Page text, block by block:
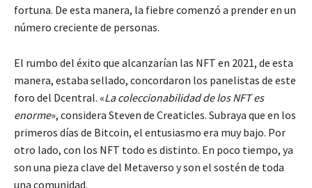
fortuna. De esta manera, la fiebre comenzó a prender en un
número creciente de personas.
El rumbo del éxito que alcanzarían las NFT en 2021, de esta
manera, estaba sellado, concordaron los panelistas de este
foro del Dcentral. «La coleccionabilidad de los NFT es
enorme», considera Steven de Creaticles. Subraya que en los
primeros días de Bitcoin, el entusiasmo era muy bajo. Por
otro lado, con los NFT todo es distinto. En poco tiempo, ya
son una pieza clave del Metaverso y son el sostén de toda
una comunidad.